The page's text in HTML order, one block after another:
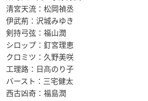
清宮天流：松岡禎丞
伊武荊：沢城みゆき
剣持弓弦：福山潤
シロップ：釘宮理恵
クロミツ：久野美咲
工理路：日髙のり子
バースト：三宅健太
西古凶奇：福島潤